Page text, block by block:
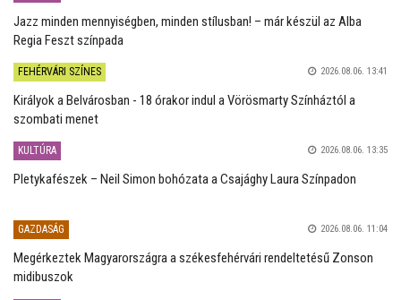
Jazz minden mennyiségben, minden stílusban! – már készül az Alba
Regia Feszt színpada
FEHÉRVÁRI SZÍNES 2026.08.06. 13:41
Királyok a Belvárosban - 18 órakor indul a Vörösmarty Színháztól a
szombati menet
KULTÚRA 2026.08.06. 13:35
Pletykafészek – Neil Simon bohózata a Csajághy Laura Színpadon
GAZDASÁG 2026.08.06. 11:04
Megérkeztek Magyarországra a székesfehérvári rendeltetésű Zonson
midibuszok